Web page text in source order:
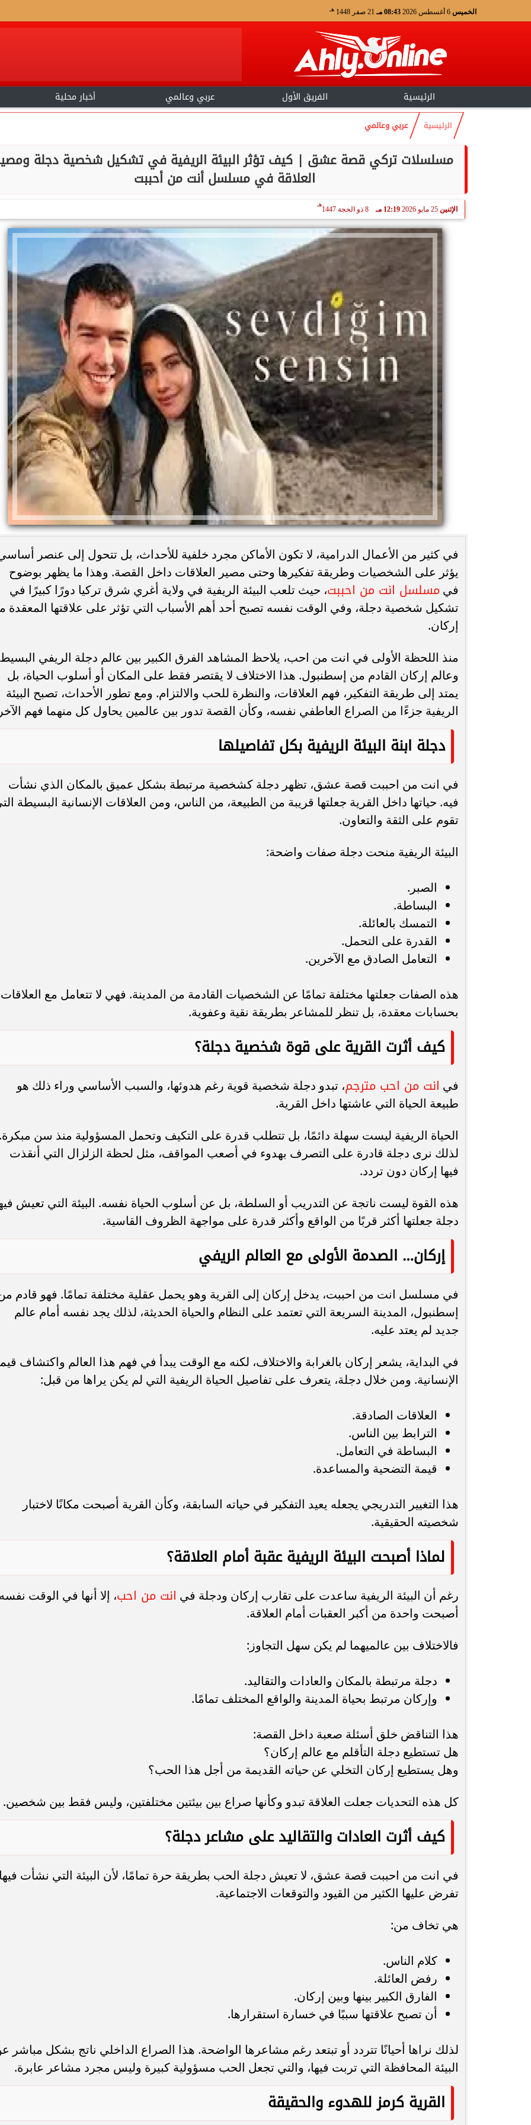
الخميس 08:43 مـ 21 صفر 1448 هـ
الرئيسية الفريق الأول عربي وعالمي أخبار محلية
الرئيسية عربي وعالمي
مسلسلات تركي قصة عشق | كيف تؤثر البيئة الريفية في تشكيل شخصية دجلة
العلاقة في مسلسل أنت من أحببت
الإثنين 25 مايو 2026 12:19 مـ 8 ذو الحجة 1447
هـ
في كثير من الأعمال الدرامية، لا تكون الأماكن مجرد خلفية للأحداث، بل تتحول إلى عنصر
يؤثر على الشخصيات وطريقة تفكيرها وحتى مصير العلاقات داخل القصة. وهذا ما يظهر بوضوح
في مسلسل انت من احببت، حيث تلعب البيئة الريفية في ولاية أغري شرق تركيا دورًا كبيرًا في
تشكيل شخصية دجلة، وفي الوقت نفسه تصبح أحد أهم الأسباب التي تؤثر على علاقتها المعقدة
إركان.
منذ اللحظة الأولى في انت من احب، يلاحظ المشاهد الفرق الكبير بين عالم دجلة الريفي البسيط
وعالم إركان القادم من إسطنبول. هذا الاختلاف لا يقتصر فقط على المكان أو أسلوب الحياة، بل
يمتد إلى طريقة التفكير، فهم العلاقات، والنظرة للحب والالتزام. ومع تطور الأحداث، تصبح البيئة
الريفية جزءًا من الصراع العاطفي نفسه، وكأن القصة تدور بين عالمين يحاول كل منهما فهم
دجلة ابنة البيئة الريفية بكل تفاصيلها
في انت من احببت قصة عشق، تظهر دجلة كشخصية مرتبطة بشكل عميق بالمكان الذي نشأت
فيه. حياتها داخل القرية جعلتها قريبة من الطبيعة، من الناس، ومن العلاقات الإنسانية البسيطة
تقوم على الثقة والتعاون.
البيئة الريفية منحت دجلة صفات واضحة:
الصبر.
البساطة.
التمسك بالعائلة.
القدرة على التحمل.
التعامل الصادق مع الآخرين.
هذه الصفات جعلتها مختلفة تمامًا عن الشخصيات القادمة من المدينة. فهي لا تتعامل مع العلاقات
بحسابات معقدة، بل تنظر للمشاعر بطريقة نقية وعفوية.
كيف أثرت القرية على قوة شخصية دجلة؟
في انت من احب مترجم، تبدو دجلة شخصية قوية رغم هدوئها، والسبب الأساسي وراء ذلك هو
طبيعة الحياة التي عاشتها داخل القرية.
الحياة الريفية ليست سهلة دائمًا، بل تتطلب قدرة على التكيف وتحمل المسؤولية منذ سن
لذلك نرى دجلة قادرة على التصرف بهدوء في أصعب المواقف، مثل لحظة الزلزال التي أنقذت
فيها إركان دون تردد.
هذه القوة ليست ناتجة عن التدريب أو السلطة، بل عن أسلوب الحياة نفسه. البيئة التي تعيش
دجلة جعلتها أكثر قربًا من الواقع وأكثر قدرة على مواجهة الظروف القاسية.
إركان… الصدمة الأولى مع العالم الريفي
في مسلسل انت من احببت، يدخل إركان إلى القرية وهو يحمل عقلية مختلفة تمامًا. فهو قادم
إسطنبول، المدينة السريعة التي تعتمد على النظام والحياة الحديثة، لذلك يجد نفسه أمام عالم
جديد لم يعتد عليه.
في البداية، يشعر إركان بالغرابة والاختلاف، لكنه مع الوقت يبدأ في فهم هذا العالم واكتشاف
الإنسانية. ومن خلال دجلة، يتعرف على تفاصيل الحياة الريفية التي لم يكن يراها من قبل:
العلاقات الصادقة.
الترابط بين الناس.
البساطة في التعامل.
قيمة التضحية والمساعدة.
هذا التغيير التدريجي يجعله يعيد التفكير في حياته السابقة، وكأن القرية أصبحت مكانًا لاختبار
شخصيته الحقيقية.
لماذا أصبحت البيئة الريفية عقبة أمام العلاقة؟
رغم أن البيئة الريفية ساعدت على تقارب إركان ودجلة في انت من احب، إلا أنها في الوقت
أصبحت واحدة من أكبر العقبات أمام العلاقة.
فالاختلاف بين عالميهما لم يكن سهل التجاوز:
دجلة مرتبطة بالمكان والعادات والتقاليد.
وإركان مرتبط بحياة المدينة والواقع المختلف تمامًا.
هذا التناقض خلق أسئلة صعبة داخل القصة:
هل تستطيع دجلة التأقلم مع عالم إركان؟
وهل يستطيع إركان التخلي عن حياته القديمة من أجل هذا الحب؟
كل هذه التحديات جعلت العلاقة تبدو وكأنها صراع بين بيئتين مختلفتين، وليس فقط بين شخصين.
كيف أثرت العادات والتقاليد على مشاعر دجلة؟
في انت من احببت قصة عشق، لا تعيش دجلة الحب بطريقة حرة تمامًا، لأن البيئة التي نشأت
تفرض عليها الكثير من القيود والتوقعات الاجتماعية.
هي تخاف من:
كلام الناس.
رفض العائلة.
الفارق الكبير بينها وبين إركان.
أن تصبح علاقتها سببًا في خسارة استقرارها.
لذلك نراها أحيانًا تتردد أو تبتعد رغم مشاعرها الواضحة. هذا الصراع الداخلي ناتج بشكل مباشر
البيئة المحافظة التي تربت فيها، والتي تجعل الحب مسؤولية كبيرة وليس مجرد مشاعر عابرة.
القرية كرمز للهدوء والحقيقة
انغام تختار جدة محطة اولى لتدشين
البومها
مصر تكتب التاريخ.. فريق “حلم” يفوز بكأس
بطولة Genuine Cup العالمية لكرة...
أوبو تطلق سلسلة رينو
العربية السعودية بتصميم لافت